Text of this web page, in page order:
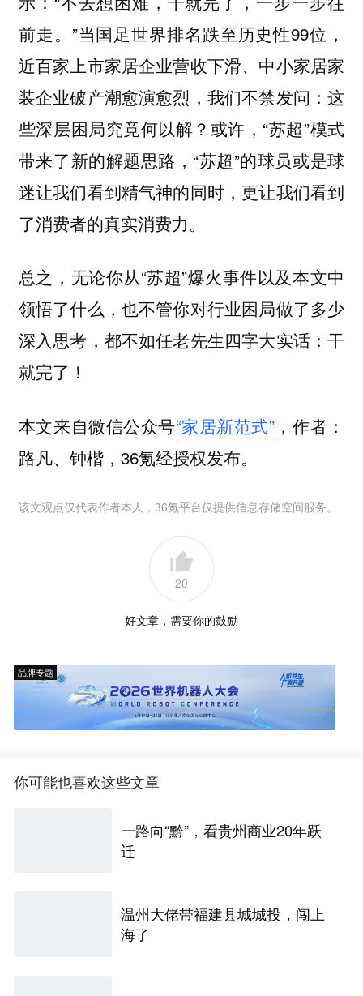
前走。”当国足世界排名跌至历史性99位，
近百家上市家居企业营收下滑、中小家居家
装企业破产潮愈演愈烈，我们不禁发问：这
些深层困局究竟何以解？或许，“苏超”模式
带来了新的解题思路，“苏超”的球员或是球
迷让我们看到精气神的同时，更让我们看到
了消费者的真实消费力。
总之，无论你从“苏超”爆火事件以及本文中
领悟了什么，也不管你对行业困局做了多少
深入思考，都不如任老先生四字大实话：干
就完了！
本文来自微信公众号“家居新范式”，作者：
路凡、钟楷，36氪经授权发布。
该文观点仅代表作者本人，36氪平台仅提供信息存储空间服务。
20
好文章，需要你的鼓励
品牌专题
你可能也喜欢这些文章
一路向“黔”，看贵州商业20年跃
迁
温州大佬带福建县城城投，闯上
海了